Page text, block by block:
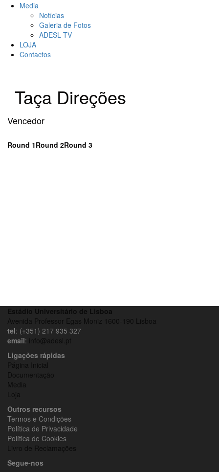
Media
Notícias
Galeria de Fotos
ADESL TV
LOJA
Contactos
Taça Direções
Vencedor
Round 1Round 2Round 3
Estádio Universitário de Lisboa
Avenida Professor Egas Moniz 1600-190 Lisboa
tel: (+351) 217 935 327
email: info@adesl.pt
Ligações rápidas
Página Inicial
Documentação
Media
Loja
Outros recursos
Termos e Condições
Política de Privacidade
Política de Cookies
Livro de Reclamações
Segue-nos